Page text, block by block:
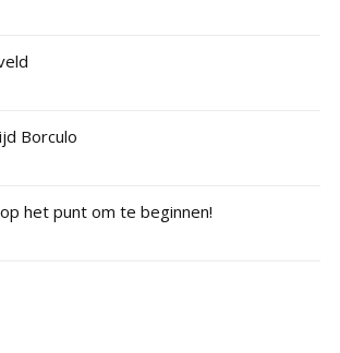
Borculo
het punt om te beginnen!